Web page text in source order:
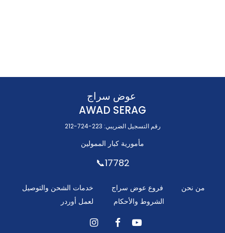
عوض سراج
AWAD SERAG
رقم التسجيل الضريبي: 223-724-212
مأمورية كبار الممولين
17782📞
من نحن فروع عوض سراج
خدمات الشحن والتوصيل
الشروط والأحكام
لعمل أوردر